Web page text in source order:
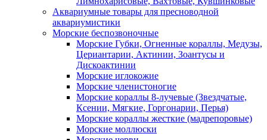
Аквариумные товары для пресноводной
аквариумистики
Морские беспозвоночные
Морские Губки, Огненные кораллы, Медузы,
Цериантарии, Актинии, Зоантусы и
Дискоактинии
Морские иглокожие
Морские членистоногие
Морские кораллы 8-лучевые (Звездчатые,
Ксении, Мягкие, Горгонарии, Перья)
Морские кораллы жесткие (мадрепоровые)
Морские моллюски